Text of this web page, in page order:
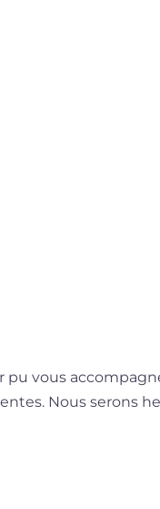
pu vous
Nous serons